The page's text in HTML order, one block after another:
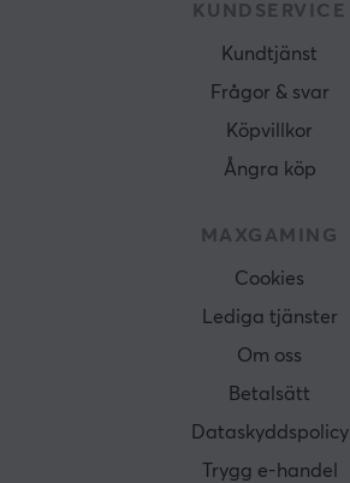
KUNDSERVICE
Kundtjänst
Frågor & svar
Köpvillkor
Ångra köp
MAXGAMING
Cookies
Lediga tjänster
Om oss
Betalsätt
Dataskyddspolicy
Trygg e-handel